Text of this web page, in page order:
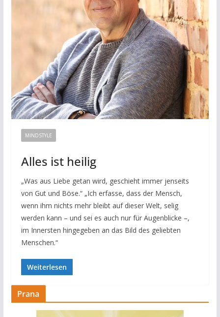
MINDSTYLE
Alles ist heilig
„Was aus Liebe getan wird, geschieht immer jenseits
von Gut und Böse.“ „Ich erfasse, dass der Mensch,
wenn ihm nichts mehr bleibt auf dieser Welt, selig
werden kann – und sei es auch nur für Augenblicke –,
im Innersten hingegeben an das Bild des geliebten
Menschen.“
Weiterlesen
Prana